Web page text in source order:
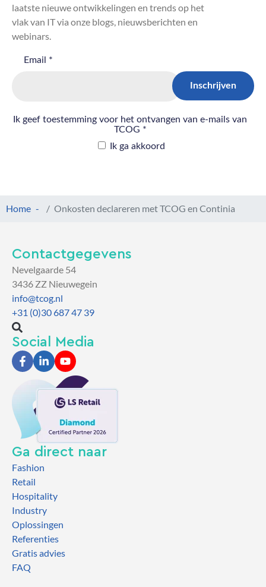
laatste nieuwe ontwikkelingen en trends op het
vlak van IT via onze blogs, nieuwsberichten en
webinars.
Home Onkosten declareren met TCOG en Continia
Contactgegevens
Nevelgaarde 54
3436 ZZ Nieuwegein
info@tcog.nl
+31 (0)30 687 47 39
Social Media
Ga direct naar
Fashion
Retail
Hospitality
Industry
Oplossingen
Referenties
Gratis advies
FAQ